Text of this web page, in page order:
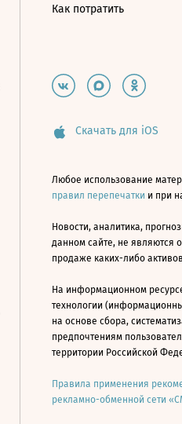
Как потратить
Скачать для iOS
Любое использование
правил перепечатки и при
Новости, аналитика,
данном сайте, не являются
продаже каких-либо
На информационном
технологии
на основе сбора,
предпочтениям
территории Российской
Правила применения
рекламно-обменной сети